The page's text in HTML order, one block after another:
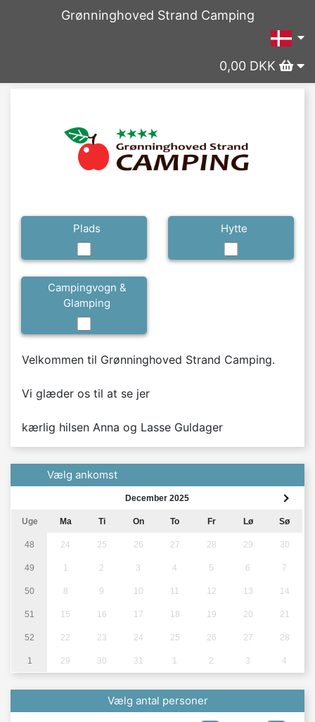
Grønninghoved Strand Camping
0,00 DKK
Plads Hytte
Campingvogn &
Glamping
Velkommen til Grønninghoved Strand Camping.
Vi glæder os til at se jer
kærlig hilsen Anna og Lasse Guldager
Vælg ankomst
December 2025
Uge Ma Ti On To Fr Lø Sø
48 24 25 26 27 28 29 30
49 1 2 3 4 5 6 7
50 8 9 10 11 12 13 14
51 15 16 17 18 19 20 21
52 22 23 24 25 26 27 28
1 29 30 31 1 2 3 4
Vælg antal personer